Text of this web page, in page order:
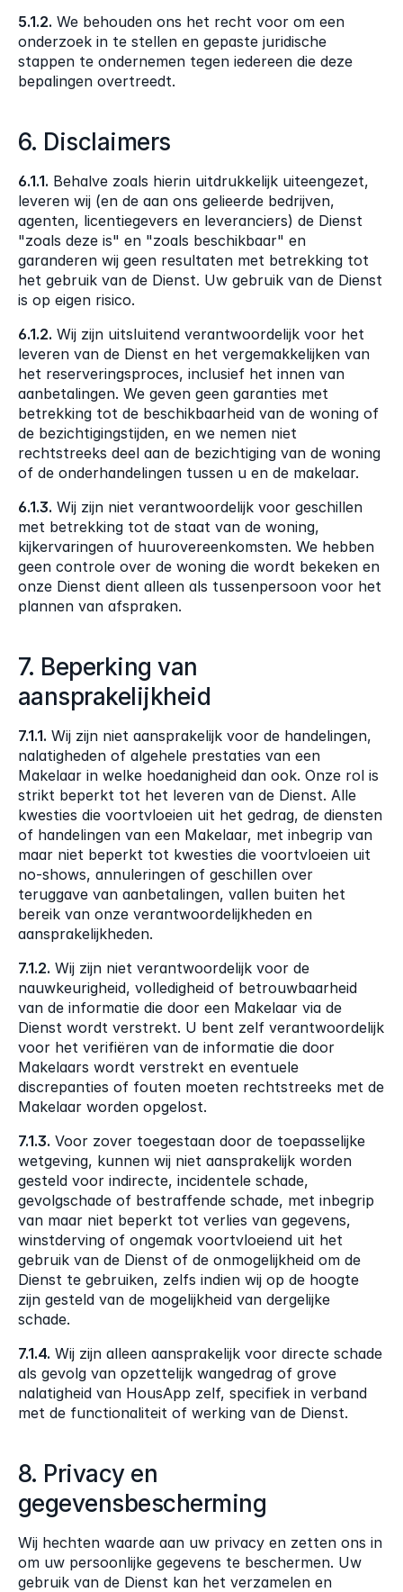
5.1.2. We behouden ons het recht voor om een
onderzoek in te stellen en gepaste juridische
stappen te ondernemen tegen iedereen die deze
bepalingen overtreedt.
6. Disclaimers
6.1.1. Behalve zoals hierin uitdrukkelijk uiteengezet,
leveren wij (en de aan ons gelieerde bedrijven,
agenten, licentiegevers en leveranciers) de Dienst
"zoals deze is" en "zoals beschikbaar" en
garanderen wij geen resultaten met betrekking tot
het gebruik van de Dienst. Uw gebruik van de Dienst
is op eigen risico.
6.1.2. Wij zijn uitsluitend verantwoordelijk voor het
leveren van de Dienst en het vergemakkelijken van
het reserveringsproces, inclusief het innen van
aanbetalingen. We geven geen garanties met
betrekking tot de beschikbaarheid van de woning of
de bezichtigingstijden, en we nemen niet
rechtstreeks deel aan de bezichtiging van de woning
of de onderhandelingen tussen u en de makelaar.
6.1.3. Wij zijn niet verantwoordelijk voor geschillen
met betrekking tot de staat van de woning,
kijkervaringen of huurovereenkomsten. We hebben
geen controle over de woning die wordt bekeken en
onze Dienst dient alleen als tussenpersoon voor het
plannen van afspraken.
7. Beperking van
aansprakelijkheid
7.1.1. Wij zijn niet aansprakelijk voor de handelingen,
nalatigheden of algehele prestaties van een
Makelaar in welke hoedanigheid dan ook. Onze rol is
strikt beperkt tot het leveren van de Dienst. Alle
kwesties die voortvloeien uit het gedrag, de diensten
of handelingen van een Makelaar, met inbegrip van
maar niet beperkt tot kwesties die voortvloeien uit
no-shows, annuleringen of geschillen over
teruggave van aanbetalingen, vallen buiten het
bereik van onze verantwoordelijkheden en
aansprakelijkheden.
7.1.2. Wij zijn niet verantwoordelijk voor de
nauwkeurigheid, volledigheid of betrouwbaarheid
van de informatie die door een Makelaar via de
Dienst wordt verstrekt. U bent zelf verantwoordelijk
voor het verifiëren van de informatie die door
Makelaars wordt verstrekt en eventuele
discrepanties of fouten moeten rechtstreeks met de
Makelaar worden opgelost.
7.1.3. Voor zover toegestaan door de toepasselijke
wetgeving, kunnen wij niet aansprakelijk worden
gesteld voor indirecte, incidentele schade,
gevolgschade of bestraffende schade, met inbegrip
van maar niet beperkt tot verlies van gegevens,
winstderving of ongemak voortvloeiend uit het
gebruik van de Dienst of de onmogelijkheid om de
Dienst te gebruiken, zelfs indien wij op de hoogte
zijn gesteld van de mogelijkheid van dergelijke
schade.
7.1.4. Wij zijn alleen aansprakelijk voor directe schade
als gevolg van opzettelijk wangedrag of grove
nalatigheid van HousApp zelf, specifiek in verband
met de functionaliteit of werking van de Dienst.
8. Privacy en
gegevensbescherming
Wij hechten waarde aan uw privacy en zetten ons in
om uw persoonlijke gegevens te beschermen. Uw
gebruik van de Dienst kan het verzamelen en